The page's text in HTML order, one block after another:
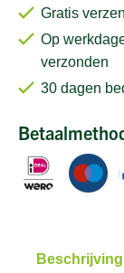
Gratis
Op
verzonden
30 dagen
Beschrijving